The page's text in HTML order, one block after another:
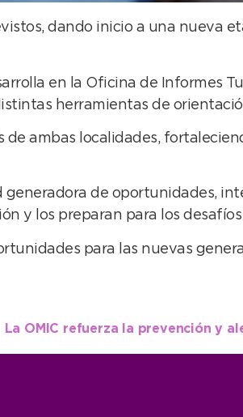
dando inicio a una nueva
en la Oficina de Informes
herramientas de
ambas localidades,
de oportunidades,
y los preparan para los
para las nuevas